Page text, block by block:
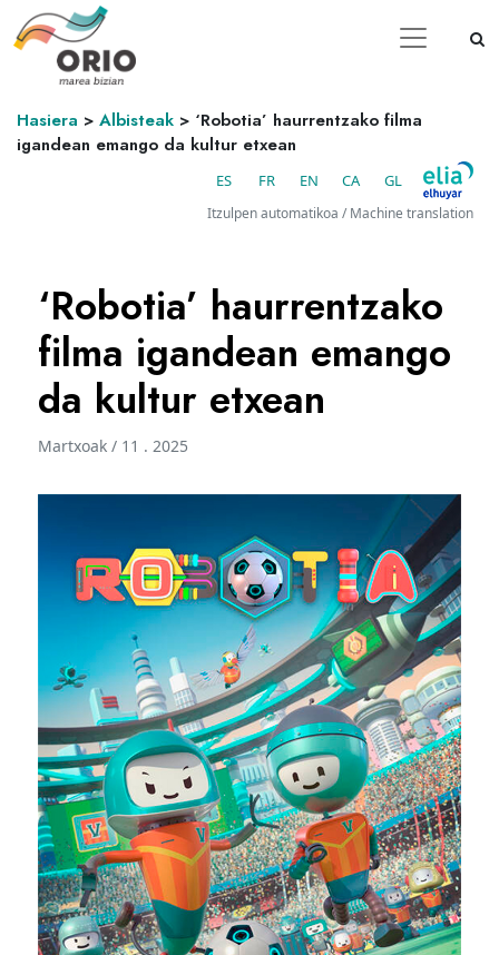
Hasiera > Albisteak > ‘Robotia’ haurrentzako filma
igandean emango da kultur etxean
ES FR EN CA GL
Itzulpen automatikoa / Machine translation
‘Robotia’ haurrentzako
filma igandean emango
da kultur etxean
Martxoak / 11 . 2025